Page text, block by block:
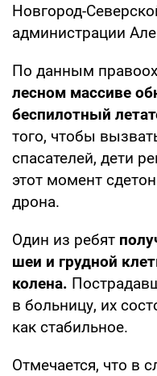
Новгород-
администрации
По данным
лесном массиве
беспилотный
того, чтобы
спасателей, дети
этот момент
дрона.
Один из ребят
шеи и грудной
колена.
в больницу, их
как стабильное.
Отмечается, что в